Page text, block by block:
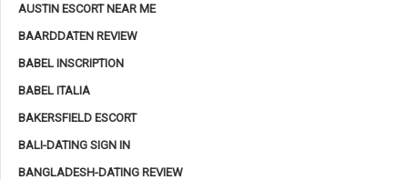
AUSTIN ESCORT NEAR ME
BAARDDATEN REVIEW
BABEL INSCRIPTION
BABEL ITALIA
BAKERSFIELD ESCORT
BALI-DATING SIGN IN
BANGLADESH-DATING REVIEW